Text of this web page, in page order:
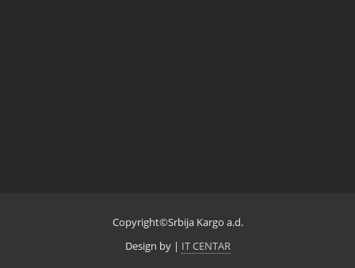
Copyright©Srbija Kargo a.d.
Design by | IT CENTAR